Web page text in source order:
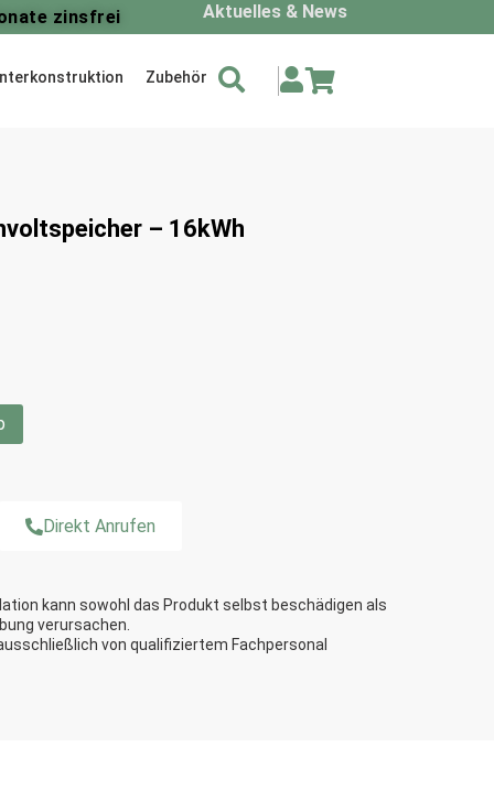
zinsfrei Aktuelles & News
Zubehör
– 16kWh
Direkt Anrufen
kann sowohl das Produkt selbst beschädigen als
verursachen.
von qualifiziertem Fachpersonal